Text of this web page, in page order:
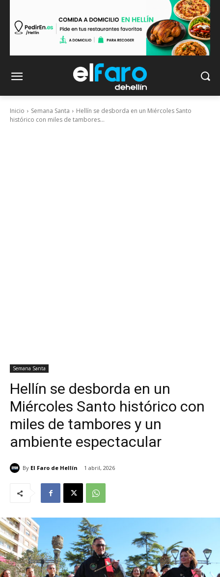
Inicio Semana Santa
Hellín se desborda en un Miércoles Santo
histórico con miles de tambores...
Semana Santa
Hellín se desborda en un
Miércoles Santo histórico con
miles de tambores y un
ambiente espectacular
By El Faro de Hellín 1 abril, 2026